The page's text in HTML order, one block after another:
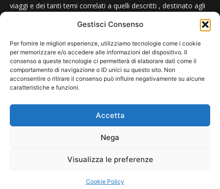
Gestisci Consenso
Per fornire le migliori esperienze, utilizziamo tecnologie come i cookie
per memorizzare e/o accedere alle informazioni del dispositivo. Il
consenso a queste tecnologie ci permetterà di elaborare dati come il
comportamento di navigazione o ID unici su questo sito. Non
acconsentire o ritirare il consenso può influire negativamente su alcune
caratteristiche e funzioni.
Accetta
Nega
Visualizza le preferenze
Cookie Policy
viaggi e dei tanti temi correlati a quelli descritti , destinato agli
SEGUICI SU
© 2024 HostyNews.com
Video, Podcast e Interviste